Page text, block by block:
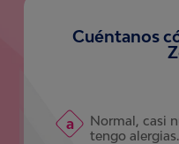
Cuéntanos
Normal, casi
tengo alergias.